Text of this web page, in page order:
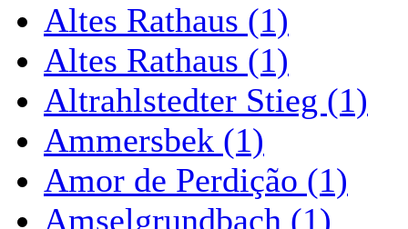
Altes Rathaus (1)
Altes Rathaus (1)
Altrahlstedter Stieg (1)
Ammersbek (1)
Amor de Perdição (1)
Amselgrundbach (1)